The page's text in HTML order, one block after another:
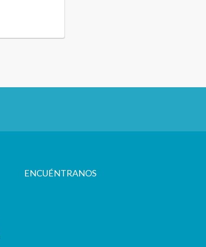
ENCUÉNTRANOS